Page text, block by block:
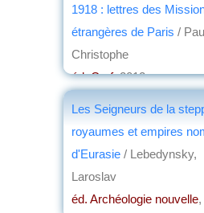
1918 : lettres des
étrangères de Paris /
Christophe
éd. Cerf, 2012
Les Seigneurs de la
royaumes et empires
d'Eurasie / Lebedynsky,
Laroslav
éd. Archéologie nouvelle